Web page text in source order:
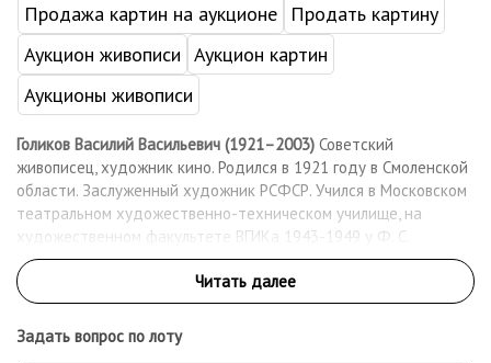
Продажа картин на аукционе
Продать картину
Аукцион живописи Аукцион картин
Аукционы живописи
Голиков Василий Васильевич (1921–2003) Советский
живописец, художник кино. Родился в 1921 году в Смоленской
области. Заслуженный художник РСФСР. Учился в Московском
театральном художественно-техническом училище, на
художественном факультете ВГИКа 1943-1949 у Ф. С.
Богородского, П. И. Котова. Дипломная работа эскизы и
раскадровка к сценарию по роману "Остров Баранова" И. Ф.
Кратта, руководитель С. В. Козловский. Художник киностудии
"Мосфильм" с 1949 года. Работал художником-постановщиком,
в том числе с режиссерами Г.В. Александровым, М.И. Роммом, И.
Задать вопрос по лоту